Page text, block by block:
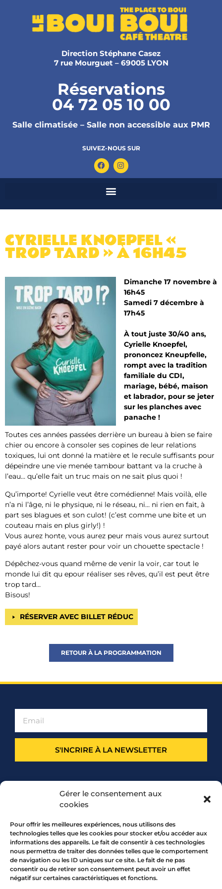
Gérer le consentement aux
cookies
Pour offrir les meilleures expériences, nous utilisons des
technologies telles que les cookies pour stocker et/ou accéder aux
informations des appareils. Le fait de consentir à ces technologies
nous permettra de traiter des données telles que le comportement
de navigation ou les ID uniques sur ce site. Le fait de ne pas
consentir ou de retirer son consentement peut avoir un effet
négatif sur certaines caractéristiques et fonctions.
Direction Stéphane Casez
7 rue Mourguet – 69005 LYON
Réservations
04 72 05 10 00
Salle climatisée – Salle non accessible aux PMR
SUIVEZ-NOUS SUR
CYRIELLE KNOEPFEL «
TROP TARD » À 16H45
Dimanche 17 novembre à
16h45
Samedi 7 décembre à
17h45
À tout juste 30/40 ans,
Cyrielle Knoepfel,
prononcez Kneupfelle,
rompt avec la tradition
familiale du CDI,
mariage, bébé, maison
et labrador, pour se jeter
sur les planches avec
panache !
Toutes ces années passées derrière un bureau à bien se faire
chier ou encore à consoler ses copines de leur relations
toxiques, lui ont donné la matière et le recule suffisants pour
dépeindre une vie menée tambour battant va la cruche à
l’eau… qu’elle fait un truc mais on ne sait plus quoi !
Qu’importe! Cyrielle veut être comédienne! Mais voilà, elle
n’a ni l’âge, ni le physique, ni le réseau, ni… ni rien en fait, à
part ses blagues et son culot! (c’est comme une bite et un
couteau mais en plus girly!) !
Vous aurez honte, vous aurez peur mais vous aurez surtout
payé alors autant rester pour voir un chouette spectacle !
Dépêchez-vous quand même de venir la voir, car tout le
monde lui dit qu epour réaliser ses rêves, qu’il est peut être
trop tard…
Bisous!
RÉSERVER AVEC BILLET RÉDUC
RETOUR À LA PROGRAMMATION
S'INCRIRE À LA NEWSLETTER